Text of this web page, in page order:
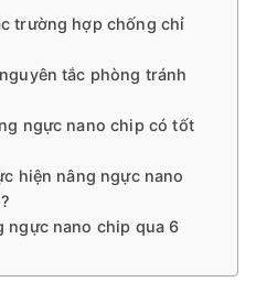
trường hợp chống chỉ
tắc phòng tránh
ngực nano chip có tốt
hiện nâng ngực nano
ngực nano chip qua 6